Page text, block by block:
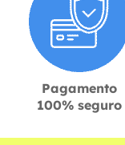
Pagamento
100% seguro